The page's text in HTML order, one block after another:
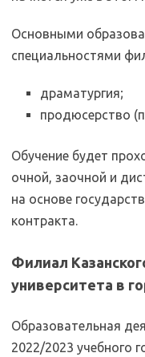
Основными
специальностями
драматургия;
продюсерство
Обучение будет
очной, заочной и
на основе
контракта.
Филиал
университета в
Образовательная
2022/2023 учебного